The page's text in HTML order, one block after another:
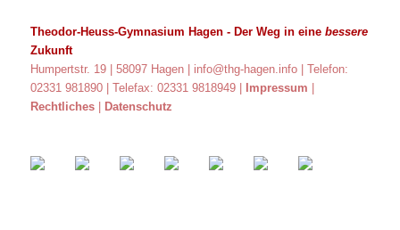
Theodor-Heuss-Gymnasium Hagen - Der Weg in einebessere
Zukunft
Humpertstr. 19 | 58097 Hagen | info@thg-hagen.info | Telefon:
02331 981890 | Telefax: 02331 9818949 | Impressum |
Rechtliches | Datenschutz